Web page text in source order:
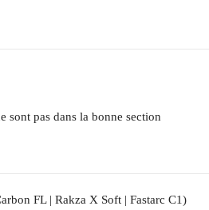
sont pas dans la bonne section
FL | Rakza X Soft | Fastarc C1)